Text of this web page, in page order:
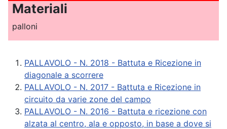
Materiali
palloni
PALLAVOLO - N. 2018 - Battuta e Ricezione in
diagonale a scorrere
PALLAVOLO - N. 2017 - Battuta e Ricezione in
circuito da varie zone del campo
PALLAVOLO - N. 2016 - Battuta e ricezione con
alzata al centro, ala e opposto, in base a dove si